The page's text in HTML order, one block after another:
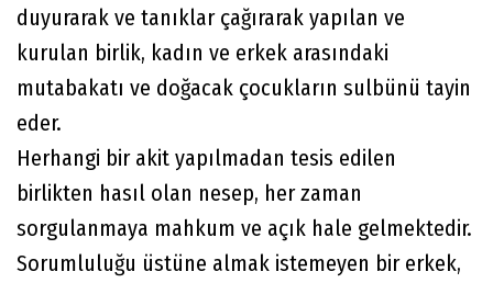
duyurarak ve tanıklar çağırarak yapılan ve
kurulan birlik, kadın ve erkek arasındaki
mutabakatı ve doğacak çocukların sulbünü tayin
eder.
Herhangi bir akit yapılmadan tesis edilen
birlikten hasıl olan nesep, her zaman
sorgulanmaya mahkum ve açık hale gelmektedir.
Sorumluluğu üstüne almak istemeyen bir erkek,